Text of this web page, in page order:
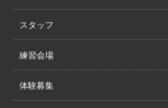
スタッフ
練習会場
体験募集